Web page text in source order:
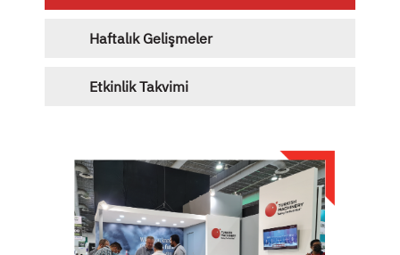
Haftalık Gelişmeler
Etkinlik Takvimi